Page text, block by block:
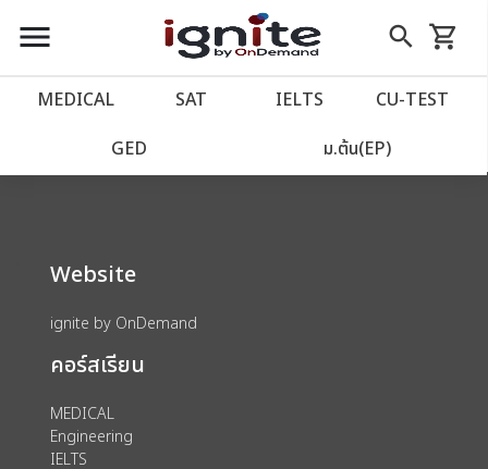
close
account_balance หน้าแรก
เว็บไซต์อิกไนท์
import_contacts วางแผนการเรียน
account_circle เข้าสู่ระบบ
assignment ลงทะเบียน
menu search
Skip
to
shopping_cart
รถเข็น
MEDICAL SAT IELTS CU‑TEST
GED ม.ต้น(EP)
We could not find anything for 80003928
Website
ignite by OnDemand
คอร์สเรียน
MEDICAL
Engineering
IELTS